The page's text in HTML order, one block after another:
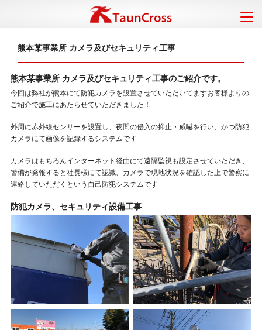
熊本某事業所 カメラ及びセキュリティ工事
熊本某事業所 カメラ及びセキュリティ工事のご紹介です。
今回は弊社が熊本にて防犯カメラを設置させていただいてますお客様よりの
ご紹介で施工にあたらせていただきました！
外周に赤外線センサーを設置し、夜間の侵入の抑止・威嚇を行い、かつ防犯
カメラにて画像を記録するシステムです
カメラはもちろんインターネット経由にて遠隔監視も設定させていただき、
警備が発報すると社長様にて認識、カメラで現地状況を確認した上で警察に
連絡していただくという自己防犯システムです
防犯カメラ、セキュリティ設備工事